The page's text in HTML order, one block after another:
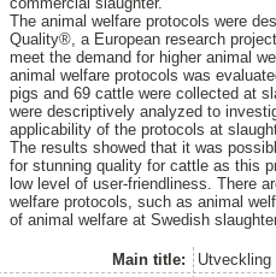
The animal welfare protocols were
Quality®, a European research
meet the demand for higher animal
animal welfare protocols was
pigs and 69 cattle were collected at
were descriptively analyzed to
applicability of the protocols at
The results showed that it was
for stunning quality for cattle as this
low level of user-friendliness. There
welfare protocols, such as animal
of animal welfare at Swedish
Main title: